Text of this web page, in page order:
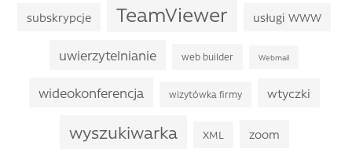
subskrypcje TeamViewer usługi WWW
uwierzytelnianie web builder Webmail
wideokonferencja wizytówka firmy wtyczki
wyszukiwarka XML zoom